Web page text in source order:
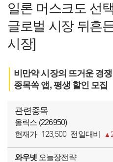
일론 머스크도 선
글로벌 시장 뒤흔
시장]
비만약 시장의 뜨거운 경쟁
종목쏙 앱, 평생 할인 모집
관련종목
올릭스 (226950)
현재가 123,500 전일대비
와우넷 오늘장전략